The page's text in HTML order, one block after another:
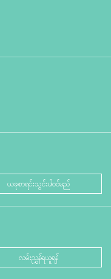
ယခုစာရင်းသွင်းပါဝင်မည်
လမ်းညွှန်ရယူရန်